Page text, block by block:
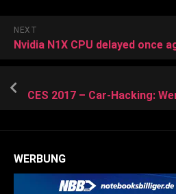
NEXT
WERBUNG